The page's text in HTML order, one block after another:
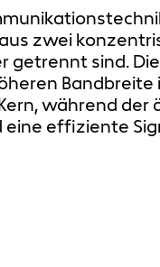
zwei
getrennt sind.
während
effiziente